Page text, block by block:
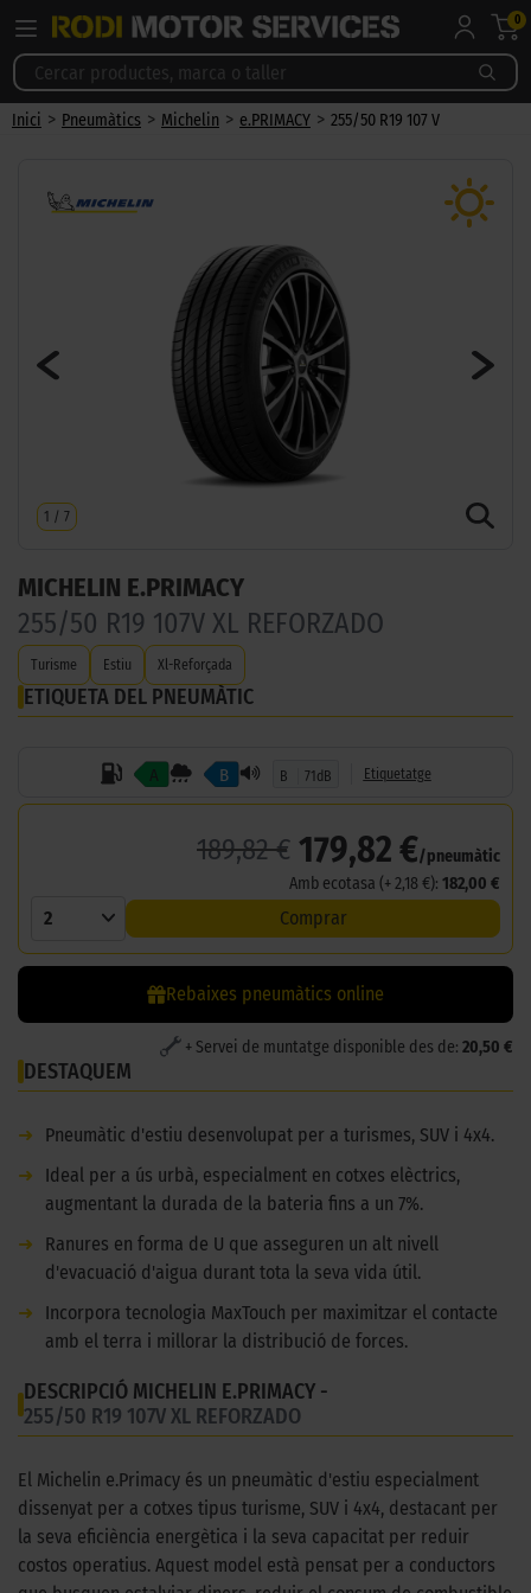
0
Inici > Pneumàtics > Michelin > e.PRIMACY > 255/50 R19 107 V
1 / 7
MICHELIN E.PRIMACY
255/50 R19 107V XL REFORZADO
Turisme Estiu Xl-Reforçada
ETIQUETA DEL PNEUMÀTIC
A B B 71dB Etiquetatge
189,82 € 179,82 €/pneumàtic
Amb ecotasa (+ 2,18 €): 182,00 €
2 Comprar
Rebaixes pneumàtics online
+ Servei de muntatge disponible des de: 20,50 €
DESTAQUEM
➜
Pneumàtic d'estiu desenvolupat per a turismes, SUV i 4x4.
➜
Ideal per a ús urbà, especialment en cotxes elèctrics,
augmentant la durada de la bateria fins a un 7%.
➜
Ranures en forma de U que asseguren un alt nivell
d'evacuació d'aigua durant tota la seva vida útil.
➜
Incorpora tecnologia MaxTouch per maximitzar el contacte
amb el terra i millorar la distribució de forces.
DESCRIPCIÓ MICHELIN E.PRIMACY -
255/50 R19 107V XL REFORZADO
El Michelin e.Primacy és un pneumàtic d'estiu especialment
dissenyat per a cotxes tipus turisme, SUV i 4x4, destacant per
la seva eficiència energètica i la seva capacitat per reduir
costos operatius. Aquest model està pensat per a conductors